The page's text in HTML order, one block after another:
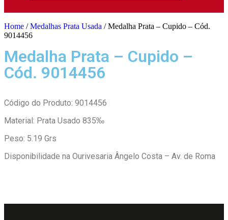
Home /Medalhas Prata Usada / Medalha Prata – Cupido – Cód.
9014456
Medalha Prata – Cupido –
Cód. 9014456
Código do Produto: 9014456
Material: Prata Usado 835‰
Peso: 5.19 Grs
Disponibilidade na Ourivesaria Ângelo Costa – Av. de Roma